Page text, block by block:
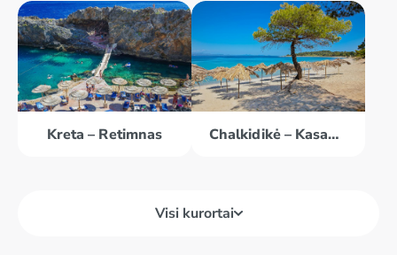
Kreta – Retimnas Chalkidikė – Kasandra
Visi kurortai